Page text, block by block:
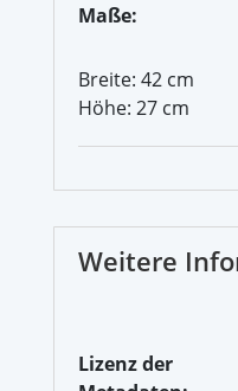
Maße:
Breite: 42 cm
Höhe: 27 cm
Weitere
Lizenz der